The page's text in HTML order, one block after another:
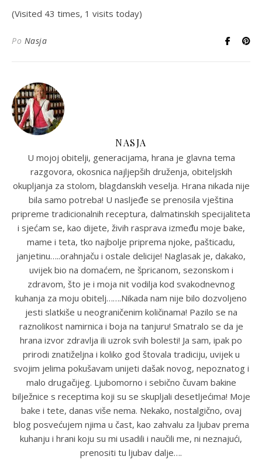
(Visited 43 times, 1 visits today)
Po Nasja
NASJA
U mojoj obitelji, generacijama, hrana je glavna tema
razgovora, okosnica najljepših druženja, obiteljskih
okupljanja za stolom, blagdanskih veselja. Hrana nikada nije
bila samo potreba! U nasljeđe se prenosila vještina
pripreme tradicionalnih receptura, dalmatinskih specijaliteta
i sjećam se, kao dijete, živih rasprava između moje bake,
mame i teta, tko najbolje priprema njoke, pašticadu,
janjetinu…..orahnjaču i ostale delicije! Naglasak je, dakako,
uvijek bio na domaćem, ne špricanom, sezonskom i
zdravom, što je i moja nit vodilja kod svakodnevnog
kuhanja za moju obitelj…….Nikada nam nije bilo dozvoljeno
jesti slatkiše u neograničenim količinama! Pazilo se na
raznolikost namirnica i boja na tanjuru! Smatralo se da je
hrana izvor zdravlja ili uzrok svih bolesti! Ja sam, ipak po
prirodi znatiželjna i koliko god štovala tradiciju, uvijek u
svojim jelima pokušavam unijeti dašak novog, nepoznatog i
malo drugačijeg. Ljubomorno i sebično čuvam bakine
bilježnice s receptima koji su se skupljali desetljećima! Moje
bake i tete, danas više nema. Nekako, nostalgično, ovaj
blog posvećujem njima u čast, kao zahvalu za ljubav prema
kuhanju i hrani koju su mi usadili i naučili me, ni neznajući,
prenositi tu ljubav dalje….